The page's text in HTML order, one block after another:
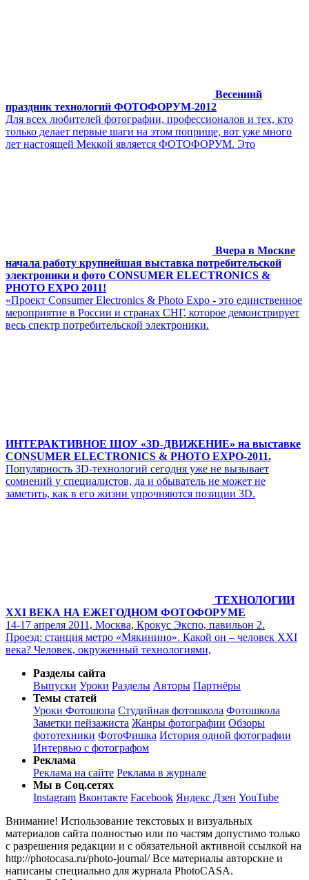
Весенний
праздник технологий ФОТОФОРУМ-2012
Для всех любителей фотографии, профессионалов и тех, кто
только делает первые шаги на этом поприще, вот уже много
лет настоящей Меккой является ФОТОФОРУМ. Это
Вчера в Москве
начала работу крупнейшая выставка потребительской
электроники и фото CONSUMER ELECTRONICS &
PHOTO EXPO 2011!
«Проект Consumer Electronics & Photo Expo - это единственное
мероприятие в России и странах СНГ, которое демонстрирует
весь спектр потребительской электроники.
ИНТЕРАКТИВНОЕ ШОУ «3D-ДВИЖЕНИЕ» на выставке
CONSUMER ELECTRONICS & PHOTO EXPO-2011.
Популярность 3D-технологий сегодня уже не вызывает
сомнений у специалистов, да и обыватель не может не
заметить, как в его жизни упрочняются позиции 3D.
ТЕХНОЛОГИИ
XXI ВЕКА НА ЕЖЕГОДНОМ ФОТОФОРУМЕ
14-17 апреля 2011, Москва, Крокус Экспо, павильон 2.
Проезд: станция метро «Мякинино». Какой он – человек XXI
века? Человек, окруженный технологиями,
Разделы сайта
Выпуски Уроки Разделы Авторы Партнёры
Темы статей
Уроки Фотошопа Студийная фотошкола Фотошкола
Заметки пейзажиста Жанры фотографии Обзоры
фототехники ФотоФишка История одной фотографии
Интервью с фотографом
Реклама
Реклама на сайте Реклама в журнале
Мы в Соц.сетях
Instagram Вконтакте Facebook Яндекс Дзен YouTube
Внимание! Использование текстовых и визуальных
материалов сайта полностью или по частям допустимо только
с разрешения редакции и с обязательной активной ссылкой на
http://photocasa.ru/photo-journal/ Все материалы авторские и
написаны специально для журнала PhotoCASA.